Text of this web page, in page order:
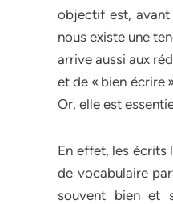
objectif est, avant
nous existe une
arrive aussi aux
et de « bien écrire
Or, elle est
En effet, les écrits
de vocabulaire
souvent bien et